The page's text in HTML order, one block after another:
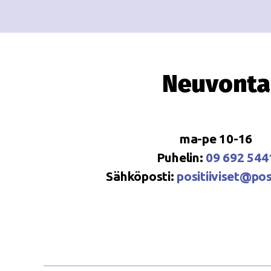
Neuvonta
ma-pe 10-16
Puhelin: 09 692
Sähköposti: